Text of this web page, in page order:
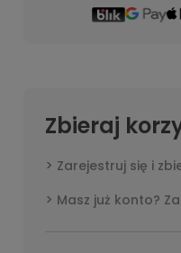
Zbieraj
Zarejestruj się i
Masz już konto?